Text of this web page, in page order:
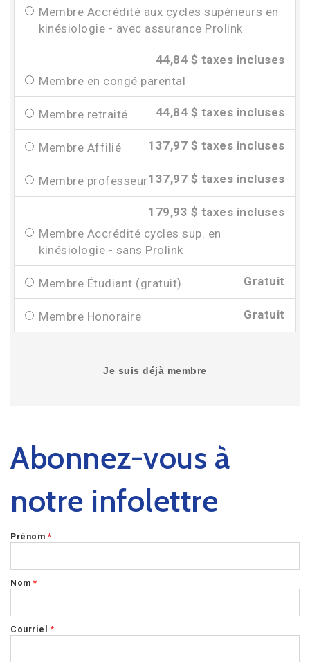
Membre Accrédité aux cycles supérieurs en
kinésiologie - avec assurance Prolink
44,84 $ taxes incluses
Membre en congé parental
44,84 $ taxes incluses
Membre retraité
137,97 $ taxes incluses
Membre Affilié
137,97 $ taxes incluses
Membre professeur
179,93 $ taxes incluses
Membre Accrédité cycles sup. en
kinésiologie - sans Prolink
Gratuit
Membre Étudiant (gratuit)
Gratuit
Membre Honoraire
Je suis déjà membre
Abonnez-vous à
notre infolettre
Prénom *
Nom *
Courriel *